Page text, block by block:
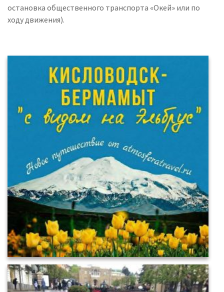
остановка общественного транспорта «Окей» или по
ходу движения).